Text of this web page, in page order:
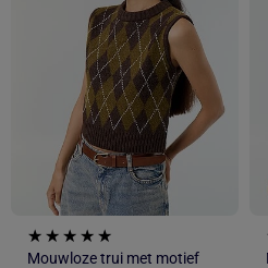
Mouwloze trui met motief